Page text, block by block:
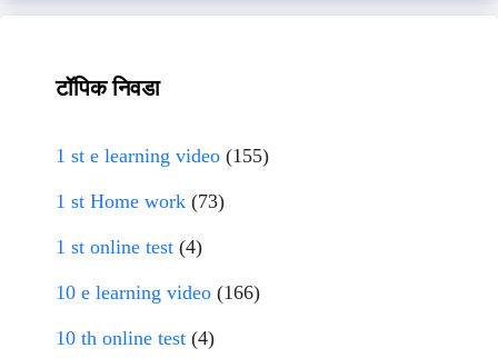
टॉपिक निवडा
1 st e learning video (155)
1 st Home work (73)
1 st online test (4)
10 e learning video (166)
10 th online test (4)